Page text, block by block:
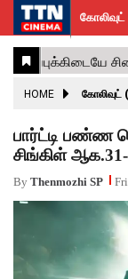
கோலிவுட்
சின்னத்திரை
பாலிவுட்
ஹாலிவுட்
அக்கம்
பக்கம்
ஸ்பெஷல்
ஸ்டோரீஸ்
விமர்சனம்
GALLERY
ACTRESS
ACTORS
MOVIESTILLS
EVENTS
VIDEOS
What’s
Hot
Trending
News
கோலிவுட்
HOME கோலிவுட்
பார்ட்டி பண்ண
சிங்கிள்
By Thenmozhi SP